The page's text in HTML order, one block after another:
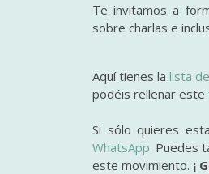
Te invitamos a
sobre charlas e
Aquí tienes lalista
podéis rellenar este
Si sólo quieres
WhatsApp. Puedes
este movimiento. ¡